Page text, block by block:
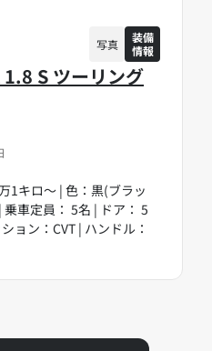
S ツーリング
1キロ～ | 色：黒(ブラッ
車定員： 5名 | ドア： 5
ョン：CVT | ハンドル：
写真
装備
情報